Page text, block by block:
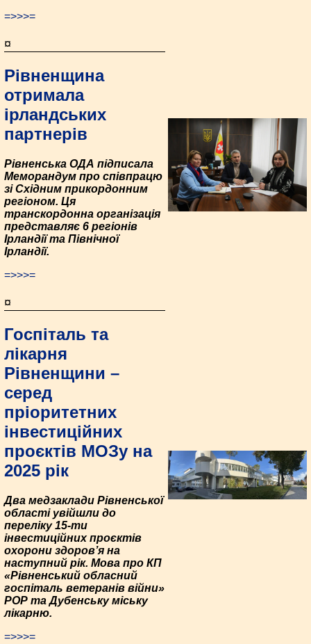
=>>>=
¤
Рівненщина
отримала
ірландських
партнерів
Рівненська ОДА підписала
Меморандум про співпрацю
зі Східним прикордонним
регіоном. Ця
транскордонна організація
представляє 6 регіонів
Ірландії та Північної
Ірландії.
=>>>=
¤
Госпіталь та
лікарня
Рівненщини –
серед
пріоритетних
інвестиційних
проєктів МОЗу на
2025 рік
Два медзаклади Рівненської
області увійшли до
переліку 15-ти
інвестиційних проєктів
охорони здоров’я на
наступний рік. Мова про КП
«Рівненський обласний
госпіталь ветеранів війни»
РОР та Дубенську міську
лікарню.
=>>>=